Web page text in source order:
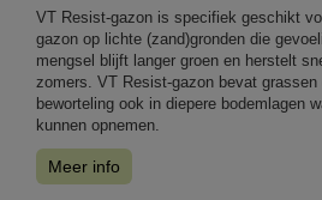
VT Resist-gazon is specifiek geschikt
gazon op lichte (zand)gronden die
mengsel blijft langer groen en herstelt
zomers. VT Resist-gazon bevat
beworteling ook in diepere bodemlagen
kunnen opnemen.
Meer info